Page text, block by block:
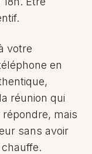
votre
en
réunion qui
répondre, mais
sans avoir